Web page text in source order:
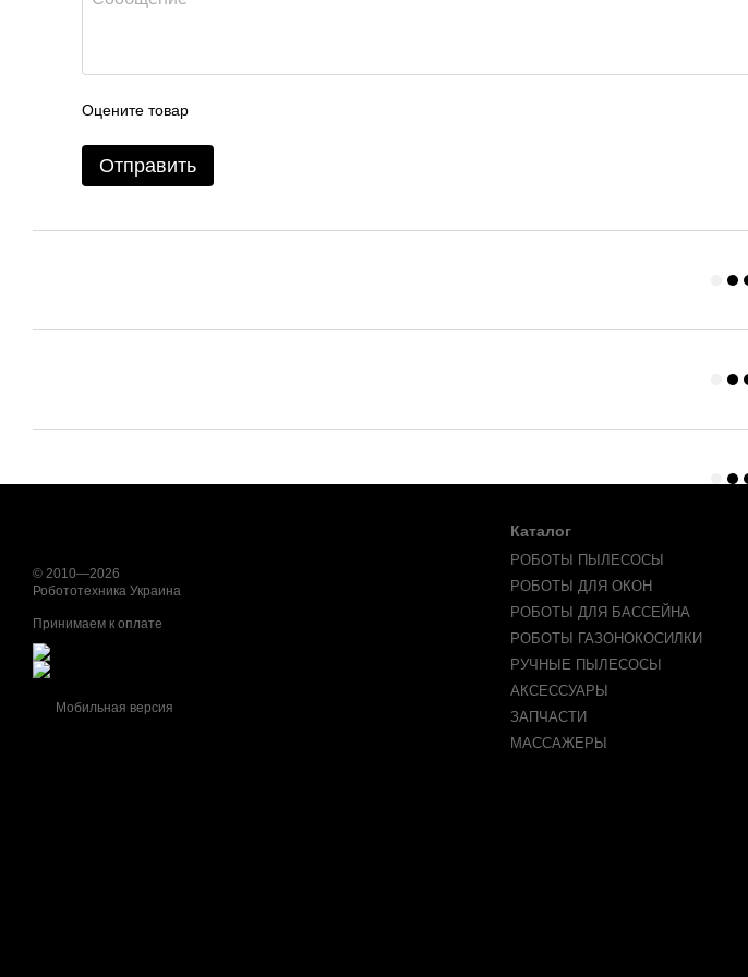
Оцените товар
Отправить
© 2010—2026
Робототехника Украина
Принимаем к оплате
Мобильная версия
Каталог
РОБОТЫ ПЫЛЕСОСЫ
РОБОТЫ ДЛЯ ОКОН
РОБОТЫ ДЛЯ БАССЕЙНА
РОБОТЫ ГАЗОНОКОСИЛКИ
РУЧНЫЕ ПЫЛЕСОСЫ
АКСЕССУАРЫ
ЗАПЧАСТИ
МАССАЖЕРЫ